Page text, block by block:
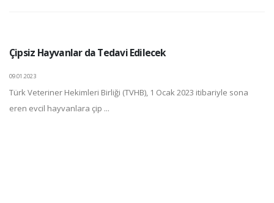
Çipsiz Hayvanlar da Tedavi Edilecek
09.01.2023
Türk Veteriner Hekimleri Birliği (TVHB), 1 Ocak 2023 itibariyle sona
eren evcil hayvanlara çip ...